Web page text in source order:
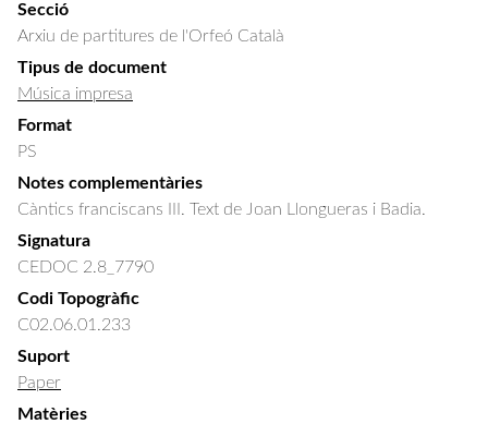
Secció
Arxiu de partitures de l'Orfeó Català
Tipus de document
Música impresa
Format
PS
Notes complementàries
Càntics franciscans III. Text de Joan Llongueras i Badia.
Signatura
CEDOC 2.8_7790
Codi Topogràfic
C02.06.01.233
Suport
Paper
Matèries